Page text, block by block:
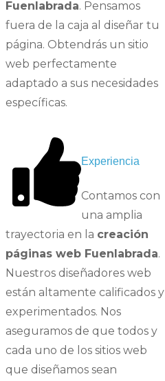
Fuenlabrada. Pensamos
fuera de la caja al diseñar tu
página. O btendrás un sitio
web perfectamente
adaptado a sus necesidades
específicas.
Experiencia
Contamos con
una amplia
trayectoria en la creación
páginas web Fuenlabrada.
Nuestros diseñadores web
están altamente calificados y
experimentados. Nos
aseguramos de que todos y
cada uno de los sitios web
que diseñamos sean